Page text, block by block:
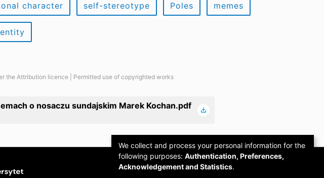
character self-stereotype Poles memes
the Attribution licence | Permitted use of copyrighted works
o nosaczu sundajskim Marek Kochan.pdf
We collect and process your personal information for the
following purposes: Authentication, Preferences,
Acknowledgement and Statistics.